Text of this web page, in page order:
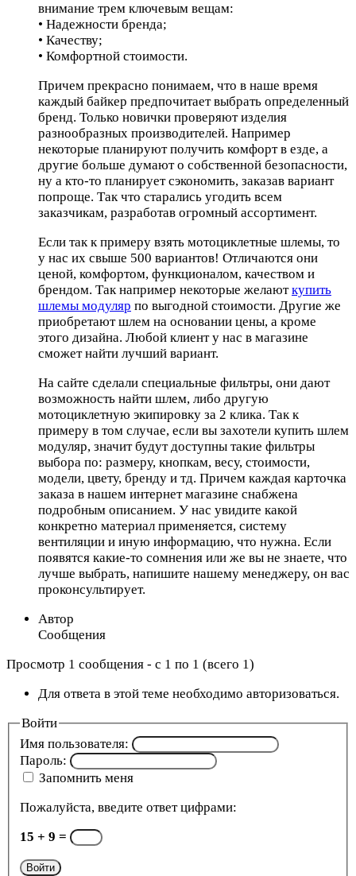
внимание трем ключевым вещам:
• Надежности бренда;
• Качеству;
• Комфортной стоимости.
Причем прекрасно понимаем, что в наше время
каждый байкер предпочитает выбрать определенный
бренд. Только новички проверяют изделия
разнообразных производителей. Например
некоторые планируют получить комфорт в езде, а
другие больше думают о собственной безопасности,
ну а кто-то планирует сэкономить, заказав вариант
попроще. Так что старались угодить всем
заказчикам, разработав огромный ассортимент.
Если так к примеру взять мотоциклетные шлемы, то
у нас их свыше 500 вариантов! Отличаются они
ценой, комфортом, функционалом, качеством и
брендом. Так например некоторые желаюткупить
шлемы модуляр по выгодной стоимости. Другие же
приобретают шлем на основании цены, а кроме
этого дизайна. Любой клиент у нас в магазине
сможет найти лучший вариант.
На сайте сделали специальные фильтры, они дают
возможность найти шлем, либо другую
мотоциклетную экипировку за 2 клика. Так к
примеру в том случае, если вы захотели купить шлем
модуляр, значит будут доступны такие фильтры
выбора по: размеру, кнопкам, весу, стоимости,
модели, цвету, бренду и тд. Причем каждая карточка
заказа в нашем интернет магазине снабжена
подробным описанием. У нас увидите какой
конкретно материал применяется, систему
вентиляции и иную информацию, что нужна. Если
появятся какие-то сомнения или же вы не знаете, что
лучше выбрать, напишите нашему менеджеру, он вас
проконсультирует.
Автор
Сообщения
Просмотр 1 сообщения - с 1 по 1 (всего 1)
Для ответа в этой теме необходимо авторизоваться.
Войти
Имя пользователя:
Пароль:
Запомнить меня
Пожалуйста, введите ответ цифрами:
15 + 9 =
Войти